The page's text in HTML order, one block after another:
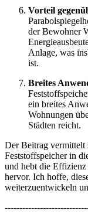
Vorteil
der Bewohner
Anlage, was
ist.
Breites
ein breites
Wohnungen
Städten reicht.
Der Beitrag vermittelt
Feststoffspeicher in
und hebt die
hervor. Ich hoffe,
weiterzuentwickeln